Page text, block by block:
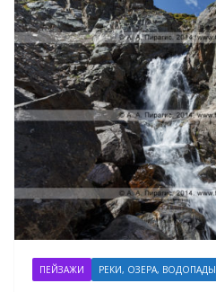
ПЕЙЗАЖИ РЕКИ, ОЗЕРА, ВОДОПАДЫ